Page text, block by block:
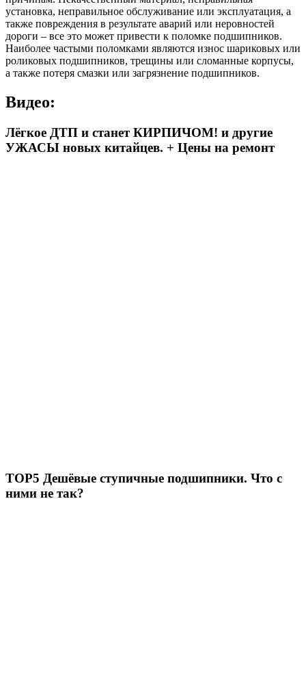
установка, неправильное обслуживание или эксплуатация, а
также повреждения в результате аварий или неровностей
дороги – все это может привести к поломке подшипников.
Наиболее частыми поломками являются износ шариковых или
роликовых подшипников, трещины или сломанные корпусы,
а также потеря смазки или загрязнение подшипников.
Видео:
Лёгкое ДТП и станет КИРПИЧОМ! и другие
УЖАСЫ новых китайцев. + Цены на ремонт
TOP5 Дешёвые ступичные подшипники. Что с
ними не так?